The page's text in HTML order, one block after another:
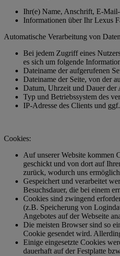
Ihr(e) Name, Anschrift, E-
Informationen über Ihr Lexus
Automatische Verarbeitung von
Bei jedem Zugriff eines
es sich um folgende
Dateiname der aufgerufenen
Dateiname der Seite, von der
Datum, Uhrzeit und Dauer der
Typ und Betriebssystem des
IP-Adresse des Clients und
Cookies:
Auf unserer Website kommen
geschickt und von dort auf
zurück, wodurch uns
Gespeichert und verarbeitet
Besuchsdauer, die bei einem
Cookies sind zwingend
(z.B. Speicherung von
Angebotes auf der Webseite
Die meisten Browser sind so
Cookie gesendet wird.
Einige eingesetzte Cookies
dauerhaft auf der Festplatte